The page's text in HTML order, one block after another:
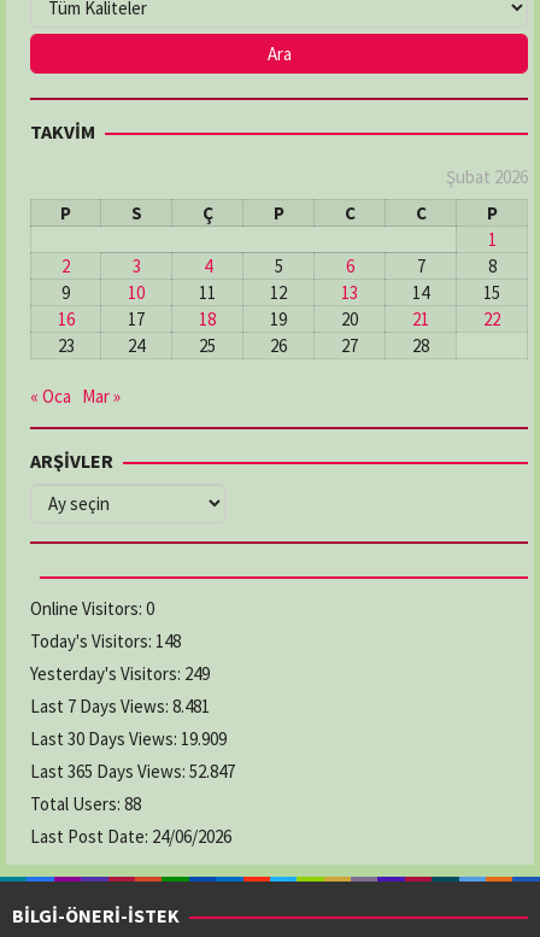
TAKVİM
Şubat 2026
P
S Ç P C C
P
1
2
3 4 5 6 7
8
9
10 11 12 13 14
15
16
17 18 19 20 21
22
23
24 25 26 27 28
« Oca Mar »
ARŞİVLER
ARŞİVLER
Online Visitors: 0
Today's Visitors: 148
Yesterday's Visitors: 249
Last 7 Days Views: 8.481
Last 30 Days Views: 19.909
Last 365 Days Views: 52.847
Total Users: 88
Last Post Date: 24/06/2026
BİLGİ-ÖNERİ-İSTEK